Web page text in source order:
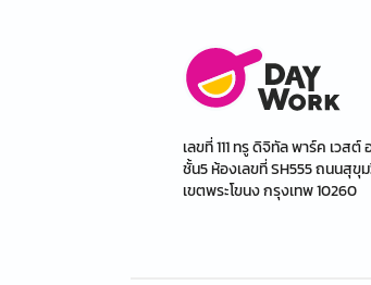
เลขที่ 111 ทรู ดิจิทัล พาร์ค เวส
ชั้น5 ห้องเลขที่ SH555 ถนนสุขุ
เขตพระโขนง กรุงเทพ 10260